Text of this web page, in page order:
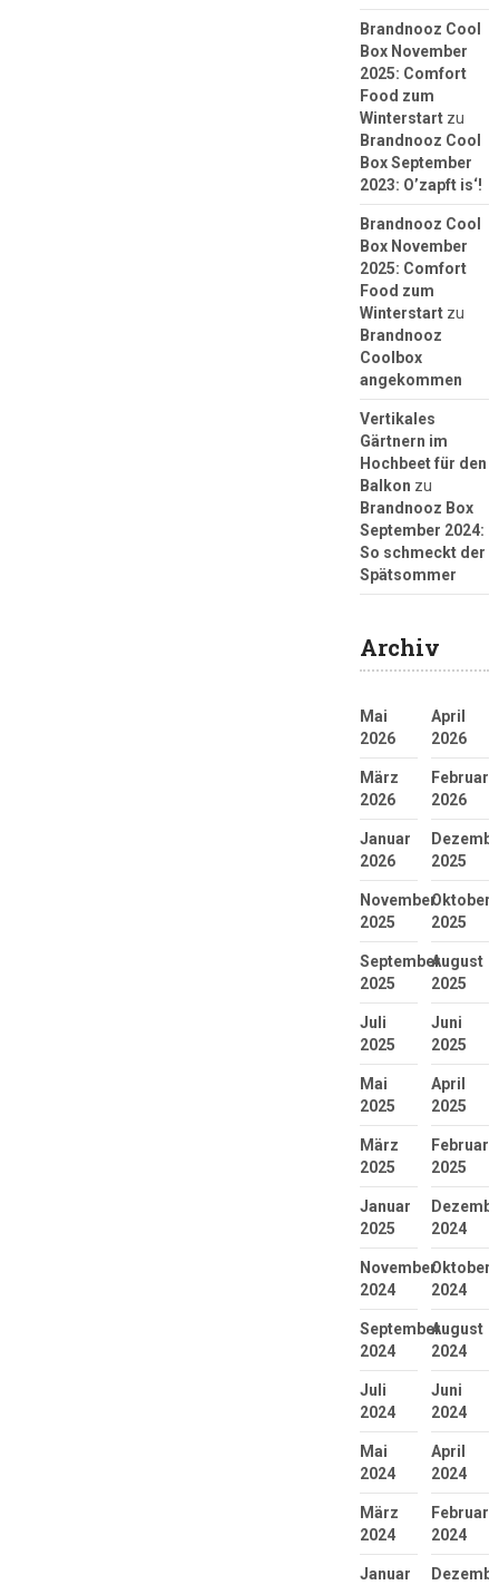
Brandnooz Cool
Box November
2025: Comfort
Food zum
Winterstartzu
Brandnooz Cool
Box September
2023: O’zapft is‘!
Brandnooz Cool
Box November
2025: Comfort
Food zum
Winterstartzu
Brandnooz
Coolbox
angekommen
Vertikales
Gärtnern im
Hochbeet für den
Balkon zu
Brandnooz Box
September 2024:
So schmeckt der
Spätsommer
Archiv
Mai
2026
April
2026
März
2026
Februar
2026
Januar
2026
2025
November
2025
Oktober
2025
September
2025
August
2025
Juli
2025
Juni
2025
Mai
2025
April
2025
März
2025
Februar
2025
Januar
2025
2024
November
2024
Oktober
2024
September
2024
August
2024
Juli
2024
Juni
2024
Mai
2024
April
2024
März
2024
Februar
2024
Januar